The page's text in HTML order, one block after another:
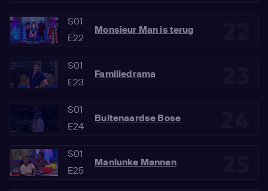
S01
E22
Monsieur Man is terug
S01
E23
Familiedrama
S01
E24
Buitenaardse Bose
S01
E25
Manlunke Mannen